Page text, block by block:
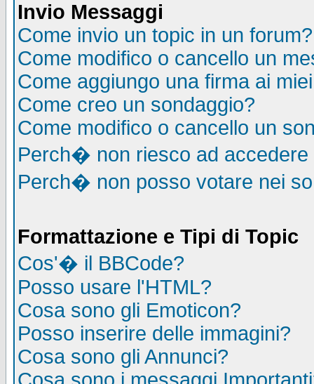
Invio Messaggi
Come invio un topic in un forum?
Come modifico o cancello un
Come aggiungo una firma ai
Come creo un sondaggio?
Come modifico o cancello un
Perch� non riesco ad accedere
Perch� non posso votare nei
Formattazione e Tipi di Topic
Cos'� il BBCode?
Posso usare l'HTML?
Cosa sono gli Emoticon?
Posso inserire delle immagini?
Cosa sono gli Annunci?